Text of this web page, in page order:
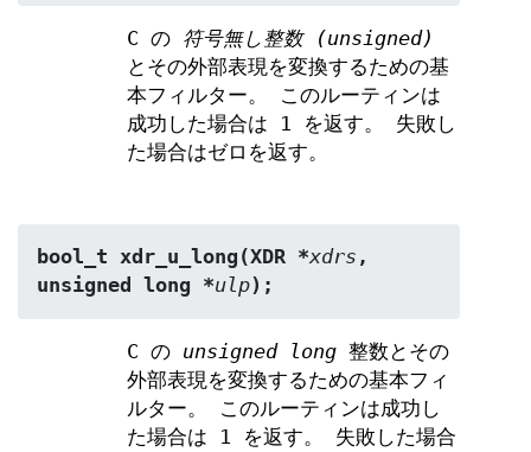
C の 符号無し整数 (unsigned)
とその外部表現を変換するための基
本フィルター。 このルーティンは
成功した場合は 1 を返す。 失敗し
た場合はゼロを返す。
bool_t xdr_u_long(XDR *xdrs ,
unsigned long *ulp);
C の unsigned long整数とその
外部表現を変換するための基本フィ
ルター。 このルーティンは成功し
た場合は 1 を返す。 失敗した場合